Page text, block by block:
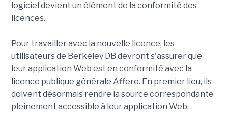
logiciel devient un élément de la conformité des
licences.
Pour travailler avec la nouvelle licence, les
utilisateurs de Berkeley DB devront s'assurer que
leur application Web est en conformité avec la
licence publique générale Affero. En premier lieu, ils
doivent désormais rendre la source correspondante
pleinement accessible à leur application Web.